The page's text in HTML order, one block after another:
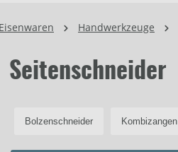
Handwerkzeuge
Seitenschneider
Bolzenschneider Kombizangen